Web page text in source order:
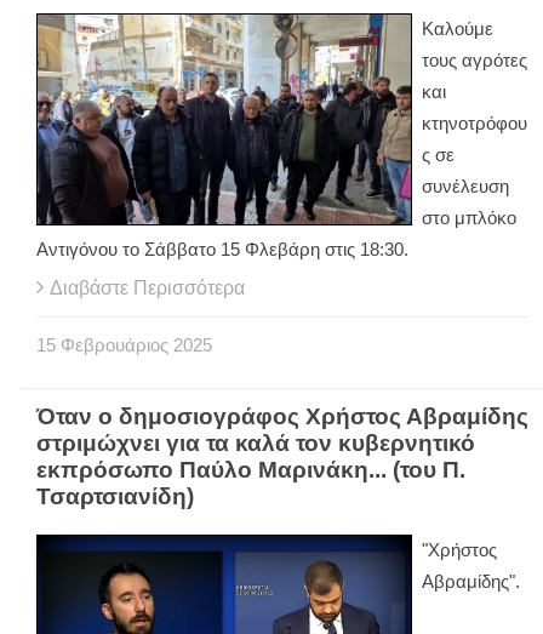
Καλούμε
τους αγρότες
και
κτηνοτρόφου
ς σε
συνέλευση
στο μπλόκο
Αντιγόνου το Σάββατο 15 Φλεβάρη στις 18:30.
Διαβάστε Περισσότερα
15 Φεβρουάριος 2025
Όταν ο δημοσιογράφος Χρήστος Αβραμίδης
στριμώχνει για τα καλά τον κυβερνητικό
εκπρόσωπο Παύλο Μαρινάκη... (του Π.
Τσαρτσιανίδη)
"Χρήστος
Αβραμίδης".